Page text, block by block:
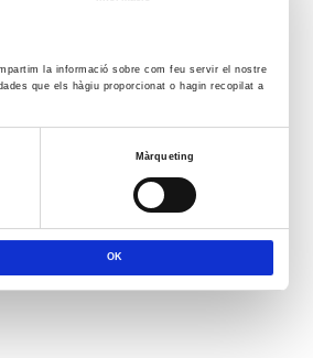
la informació sobre com feu servir el nostre
que els hàgiu proporcionat o hagin recopilat a
Màrqueting
OK